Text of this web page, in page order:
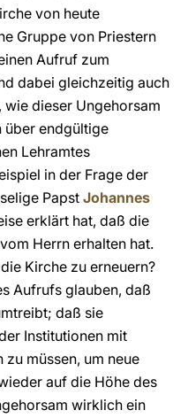
von heute
Gruppe von Priestern
Aufruf zum
dabei gleichzeitig auch
dieser Ungehorsam
über endgültige
Lehramtes
in der Frage der
Papst Johannes
erklärt hat, daß die
Herrn erhalten hat.
Kirche zu erneuern?
Aufrufs glauben, daß
daß sie
Institutionen mit
müssen, um neue
auf die Höhe des
wirklich ein